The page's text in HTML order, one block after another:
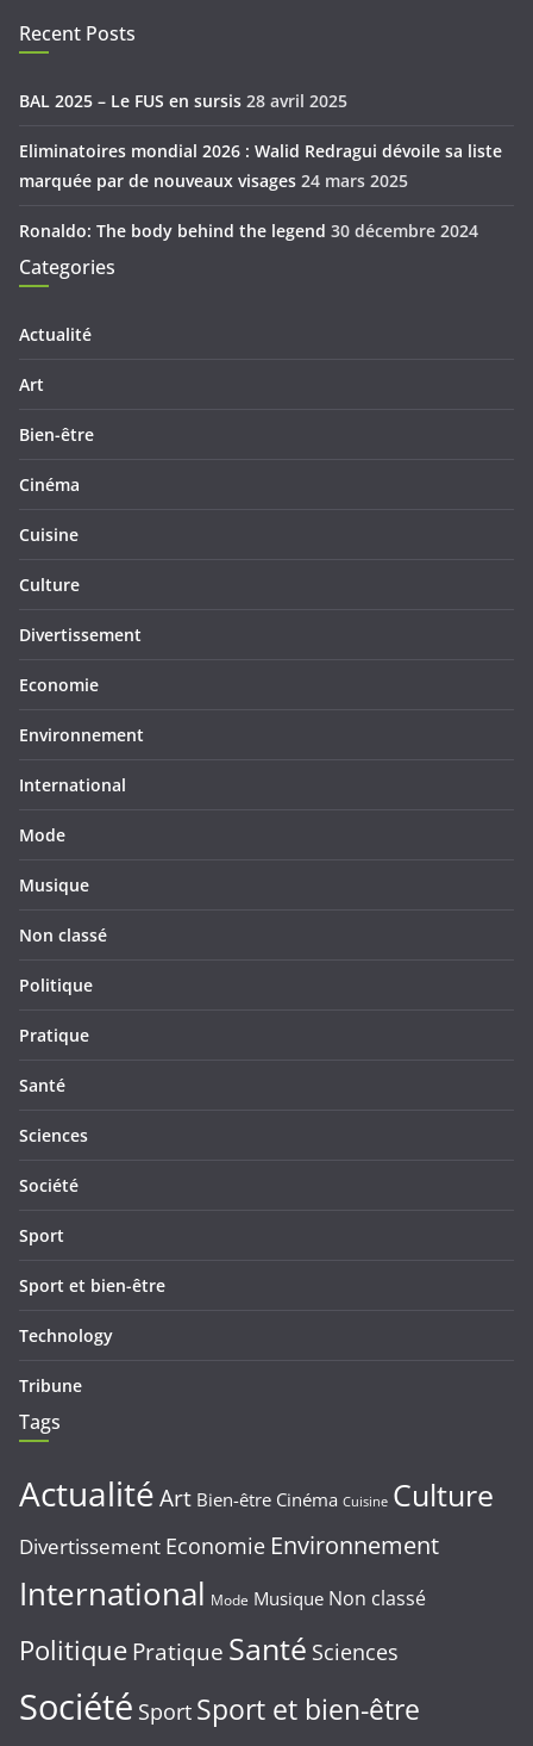
Recent Posts
BAL 2025 – Le FUS en sursis 28 avril 2025
Eliminatoires mondial 2026 : Walid Redragui dévoile sa liste
marquée par de nouveaux visages 24 mars 2025
Ronaldo: The body behind the legend 30 décembre 2024
Categories
Actualité
Art
Bien-être
Cinéma
Cuisine
Culture
Divertissement
Economie
Environnement
International
Mode
Musique
Non classé
Politique
Pratique
Santé
Sciences
Société
Sport
Sport et bien-être
Technology
Tribune
Tags
ActualitéArt Bien-être Cinéma Cuisine Culture
Divertissement Economie Environnement
International Mode Musique Non classé
Politique Pratique Santé Sciences
Société Sport Sport et bien-être